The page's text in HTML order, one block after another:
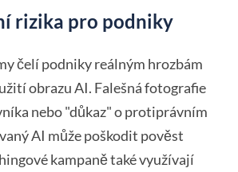
rizika pro podniky
čelí podniky reálným hrozbám
obrazu AI. Falešná fotografie
nebo "důkaz" o protiprávním
AI může poškodit pověst
kampaně také využívají